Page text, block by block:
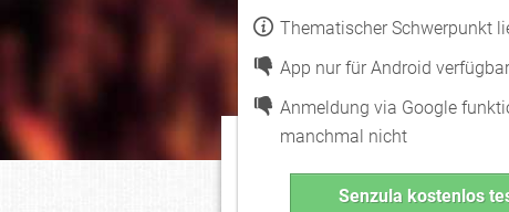
Thematischer Schwerpunkt
App nur für Android verfügbar
Anmeldung via Google
manchmal nicht
Senzula kostenlos